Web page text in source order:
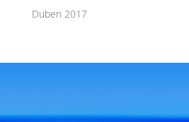
Duben 2017